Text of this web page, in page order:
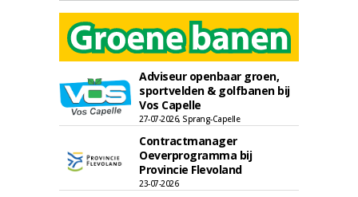
Adviseur openbaar groen,
sportvelden & golfbanen bij
Vos Capelle
27-07-2026, Sprang-Capelle
Contractmanager
Oeverprogramma bij
Provincie Flevoland
23-07-2026